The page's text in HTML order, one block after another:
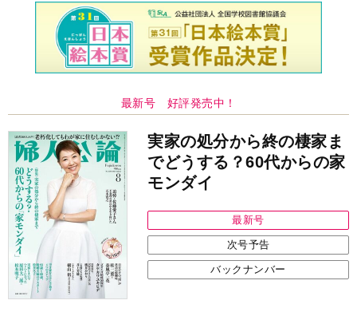
最新号 好評発売中！
実家の処分から終の棲家ま
でどうする？60代からの家
モンダイ
最新号
次号予告
バックナンバー